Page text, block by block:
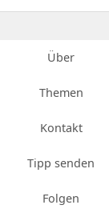
Über
Themen
Kontakt
Tipp senden
Folgen